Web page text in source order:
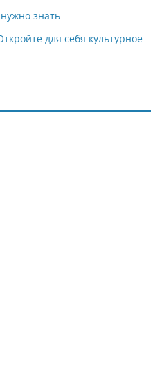
знать
для себя культурное